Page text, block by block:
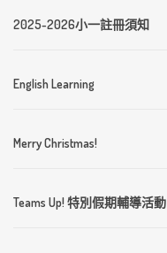
2025-2026小一註冊須知
English Learning
Merry Christmas!
Teams Up! 特別假期輔導活動